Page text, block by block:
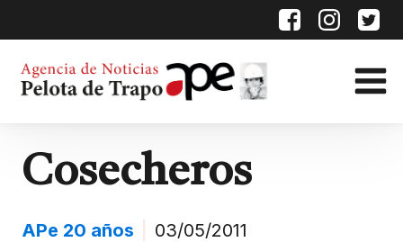
Cosecheros
APe 20 años 03/05/2011